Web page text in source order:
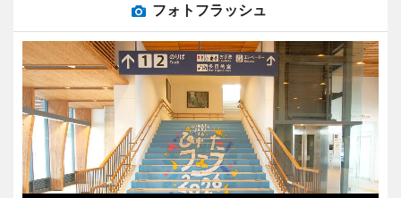
フォトフラッシュ